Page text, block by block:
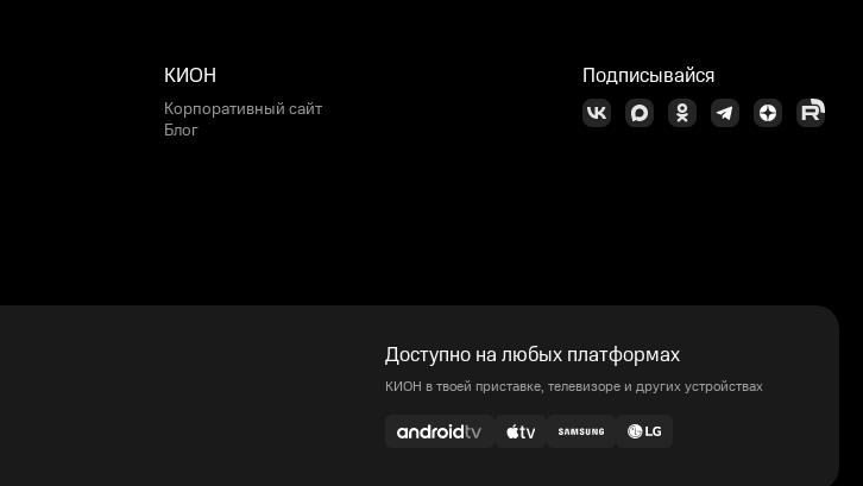
КИОН
Корпоративный сайт
Блог
Подписывайся
Доступно на любых платформах
КИОН в твоей приставке, телевизоре и других устройствах